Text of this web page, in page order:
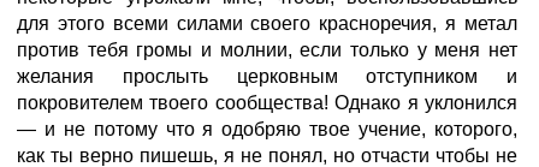
для этого всеми силами своего красноречия, я метал
против тебя громы и молнии, если только у меня нет
желания прослыть церковным отступником и
покровителем твоего сообщества! Однако я уклонился
— и не потому что я одобряю твое учение, которого,
как ты верно пишешь, я не понял, но отчасти чтобы не